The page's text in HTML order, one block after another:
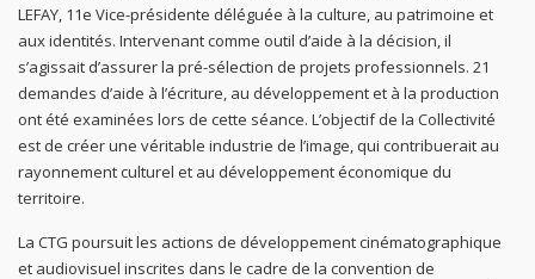
LEFAY, 11e Vice-présidente déléguée à la culture, au patrimoine et
aux identités. Intervenant comme outil d’aide à la décision, il
s’agissait d’assurer la pré-sélection de projets professionnels. 21
demandes d’aide à l’écriture, au développement et à la production
ont été examinées lors de cette séance. L’objectif de la Collectivité
est de créer une véritable industrie de l’image, qui contribuerait au
rayonnement culturel et au développement économique du
territoire.
La CTG poursuit les actions de développement cinématographique
et audiovisuel inscrites dans le cadre de la convention de